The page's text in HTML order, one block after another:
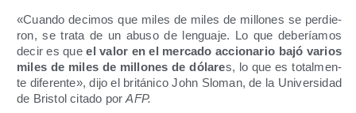
«Cuan­do deci­mos que miles de miles de millo­nes se per­die­
ron, se tra­ta de un abu­so de len­gua­je. Lo que debe­ría­mos
decir es queel valor en el mer­ca­do accio­na­rio bajó varios
miles de miles de millo­nes de dóla­res, lo que es total­men­
te dife­ren­te», dijo el bri­tá­ni­co John Slo­man, de la Uni­ver­si­dad
de Bris­tol cita­do porAFP.